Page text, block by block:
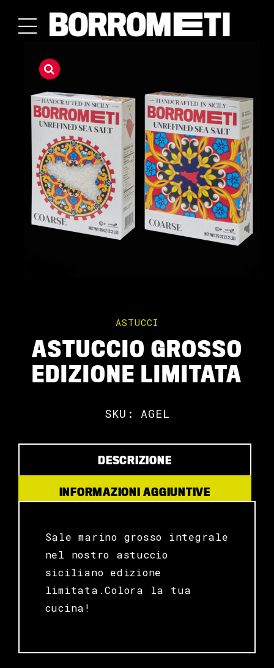
ASTUCCI
ASTUCCIO GROSSO
EDIZIONE LIMITATA
SKU: AGEL
DESCRIZIONE
INFORMAZIONI AGGIUNTIVE
Sale marino grosso integrale
nel nostro astuccio
siciliano edizione
limitata.Colora la tua
cucina!